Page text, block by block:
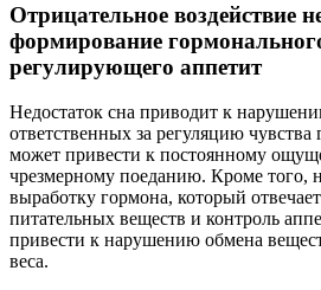
Отрицательное воздействие
формирование
регулирующего аппетит
Недостаток сна приводит к
ответственных за регуляцию
может привести к постоянному
чрезмерному поеданию. Кроме того,
выработку гормона, который
питательных веществ и контроль
привести к нарушению обмена
веса.